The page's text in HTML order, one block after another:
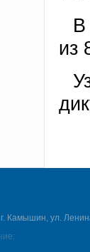
В
из
г. Камышин, ул.